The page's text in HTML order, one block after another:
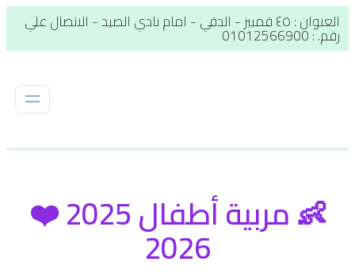
العنوان : ٤٥ قمبيز - الدقي - امام نادي الصيد - الاتصال علي
رقم. : 01012566900
👶 مربية أطفال 2025 ❤️
2026